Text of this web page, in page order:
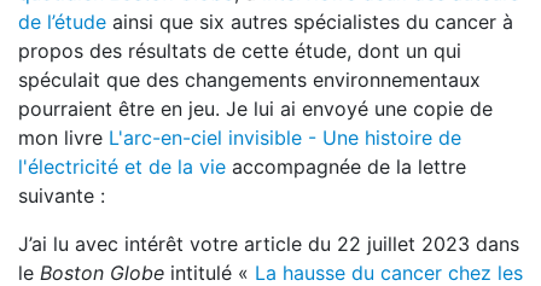
de l’étude ainsi que six autres spécialistes du cancer à
propos des résultats de cette étude, dont un qui
spéculait que des changements environnementaux
pourraient être en jeu. Je lui ai envoyé une copie de
mon livre L'arc-en-ciel invisible - Une histoire de
l'électricité et de la vie accompagnée de la lettre
suivante :
J’ai lu avec intérêt votre article du 22 juillet 2023 dans
le Boston Globe intitulé « La hausse du cancer chez les